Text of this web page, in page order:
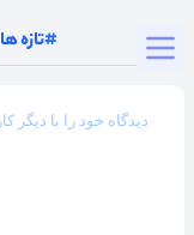
#تازه ها